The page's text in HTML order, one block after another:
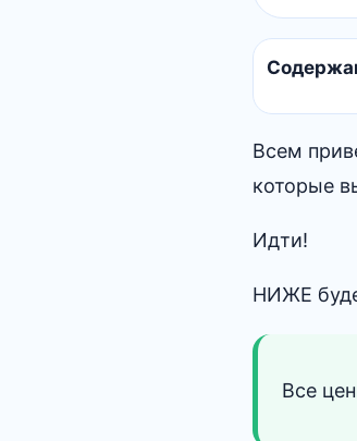
Всем
которые
Идти!
НИЖЕ
Все